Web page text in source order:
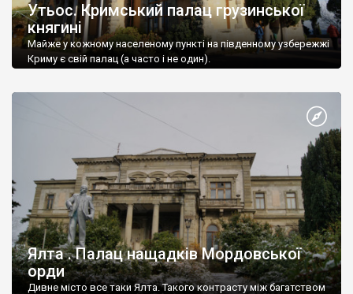
Утьос. Кримський палац грузинської
княгині
Майже у кожному населеному пункті на південному узбережжі
Криму є свій палац (а часто і не один).
Ялта . Палац нащадків Мордовської
орди
Дивне місто все таки Ялта. Такого контрасту між багатством